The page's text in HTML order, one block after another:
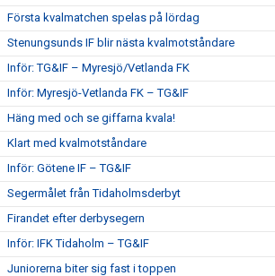
Första kvalmatchen spelas på lördag
Stenungsunds IF blir nästa kvalmotståndare
Inför: TG&IF – Myresjö/Vetlanda FK
Inför: Myresjö-Vetlanda FK – TG&IF
Häng med och se giffarna kvala!
Klart med kvalmotståndare
Inför: Götene IF – TG&IF
Segermålet från Tidaholmsderbyt
Firandet efter derbysegern
Inför: IFK Tidaholm – TG&IF
Juniorerna biter sig fast i toppen